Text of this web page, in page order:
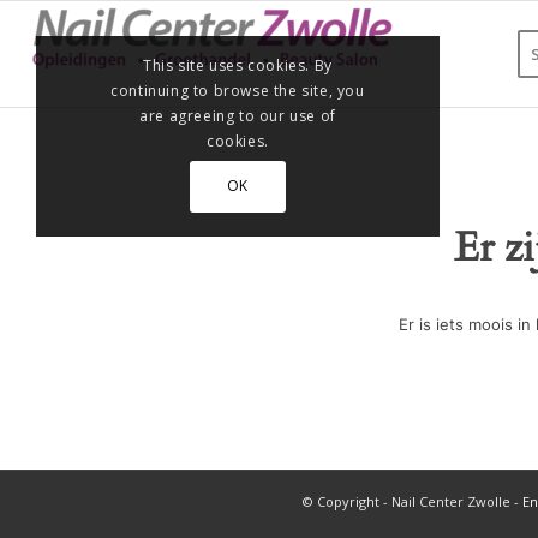
Er
Er is iets moois
© Copyright - Nail Center Zwolle -
This site uses cookies. By
continuing to browse the site, you
are agreeing to our use of
cookies.
OK